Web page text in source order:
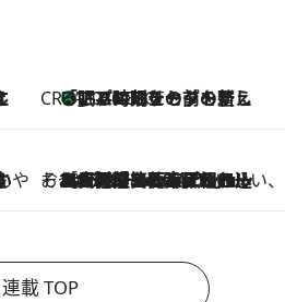
CREA'S CHOICE
2026.8.10
「眠る時刻をセットする」——眠りの前を整える、バルミューダの新しいアプローチ
そおだよおこの関西おいしい、おやつ紀行
2026.8.9
［大阪府箕面市］一皿一皿目の前で仕上げられる、料理を巧みに組み込んだアシェットデセールコース「ミチル アシェット デセール（Michiru assiette dessert）」
連載 TOP